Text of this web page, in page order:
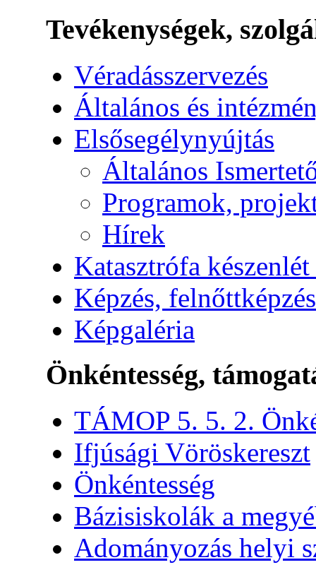
Tevékenységek,
Véradásszervezés
Általános és
Elsősegélynyújtás
Általános
Programok,
Hírek
Katasztrófa
Képzés, felnőttképzés
Képgaléria
Önkéntesség,
TÁMOP 5. 5. 2.
Ifjúsági Vöröskereszt
Önkéntesség
Bázisiskolák a
Adományozás helyi